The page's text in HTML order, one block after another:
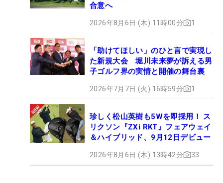
合意へ
2026年8月6日 (木) 11時00分 1
「助けてほしい」のひと言で実現し
た新規大会 堀川未来夢が訴える男
子ゴルフ界の実情と開催の舞台裏
2026年7月7日 (火) 16時59分 1
珍しく松山英樹も5Wを即採用！ ス
リクソン『ZXi RKT』フェアウェイ
＆ハイブリッド、9月12日デビュー
2026年8月6日 (木) 13時42分 33